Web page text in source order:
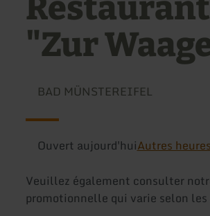
Restaurant
"Zur
BAD MÜNSTEREIFEL
Ouvert aujourd'huiAutres
Veuillez également consulter
promotionnelle qui varie selon les